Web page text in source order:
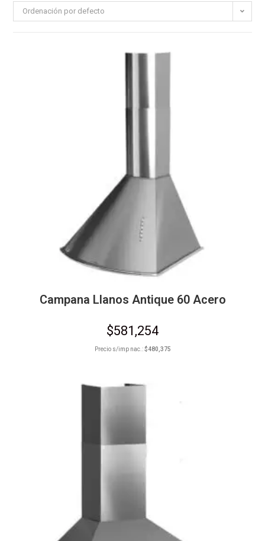
Ordenación por defecto
Campana Llanos Antique 60 Acero
$581,254
Precio s/imp nac.:$480,375